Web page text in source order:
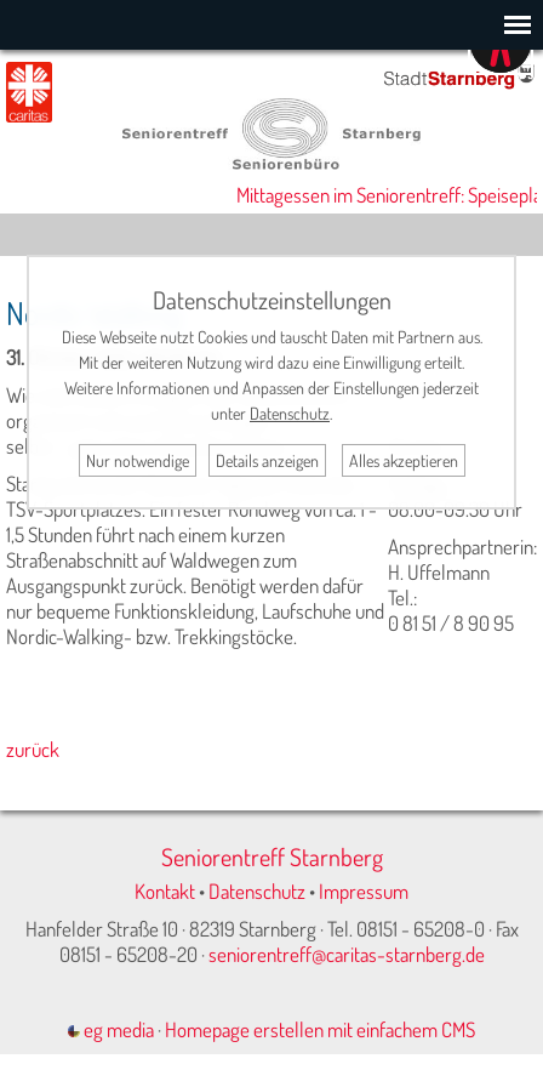
Mittagessen im Seniorentreff:
Nordic Walking
31. Oktober 2025, 08:00 Uhr
Wie viele andere Gruppen des Seniorentreffs
organisiert sich auch diese Gruppe
selbst – ganz ohne offiziellen Trainer.
Startpunkt ist der Riedener Weg auf Höhe des
TSV-Sportplatzes. Ein fester Rundweg von ca. 1 -
1,5 Stunden führt nach einem kurzen
Straßenabschnitt auf Waldwegen zum
Ausgangspunkt zurück. Benötigt werden dafür
nur bequeme Funktionskleidung, Lauf­schuhe und
Nordic-Walking- bzw. Trekking­stöcke.
Termin:
freitags,
08.00-09.30 Uhr
Ansprechpartnerin:
H. Uffelmann
Tel.:
0 81 51 / 8 90 95
zurück
Seniorentreff Starnberg
Kontakt•Datenschutz•Impressum
Hanfelder Straße 10 · 82319 Starnberg · Tel. 08151 - 65208-0 · Fax
08151 - 65208-20 ·seniorentreff@caritas-starnberg.de
eg media·Homepage erstellen mit einfachem CMS
Datenschutzeinstellungen
Diese Webseite nutzt Cookies und tauscht Daten mit Partnern aus.
Mit der weiteren Nutzung wird dazu eine Einwilligung erteilt.
Weitere Informationen und Anpassen der Einstellungen jederzeit
unter Datenschutz
Nur notwendige Details anzeigen Alles akzeptieren